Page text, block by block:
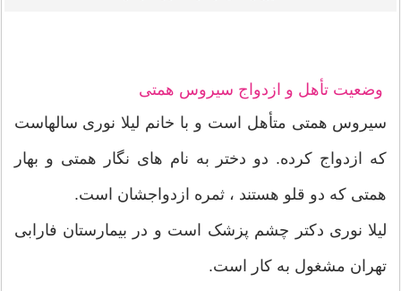
وضعیت تأهل و ازدواج سیروس همتی
سیروس همتی متأهل است و با خانم لیلا نوری سالهاست
که ازدواج کرده. دو دختر به نام های نگار همتی و بهار
همتی که دو قلو هستند ، ثمره ازدواجشان است.
لیلا نوری دکتر چشم پزشک است و در بیمارستان فارابی
تهران مشغول به کار است.